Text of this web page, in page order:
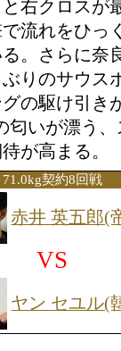
奈良井翼
破壊力抜
サウスポ
ら相手の
プレッシ
合の流れ
タイトル
クと右ク
撃で流れ
いる。さ
月ぶりの
ングの駆